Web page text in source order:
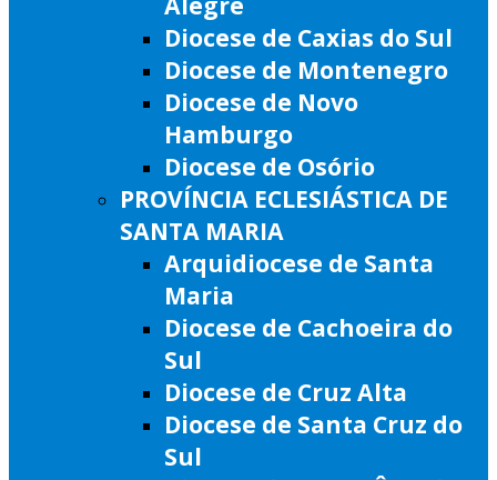
Diocese de Caxias do Sul
Diocese de Montenegro
Diocese de Novo
Hamburgo
Diocese de Osório
PROVÍNCIA ECLESIÁSTICA DE
SANTA MARIA
Arquidiocese de Santa
Maria
Diocese de Cachoeira do
Sul
Diocese de Cruz Alta
Diocese de Santa Cruz do
Sul